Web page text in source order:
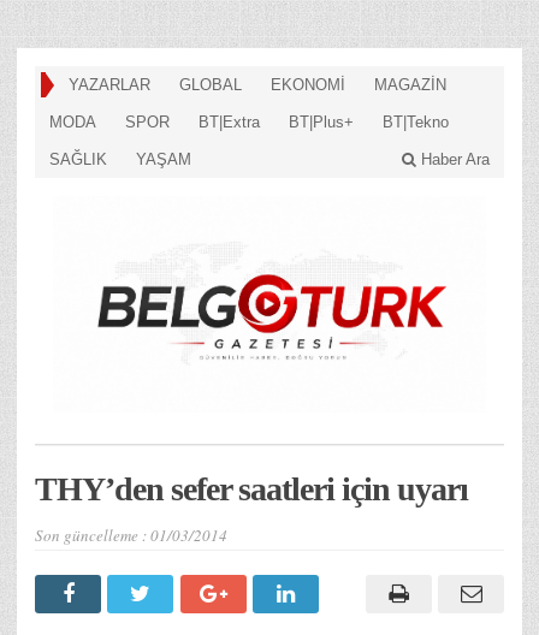
YAZARLAR GLOBAL EKONOMİ MAGAZİN
MODA SPOR BT|Extra BT|Plus+ BT|Tekno
SAĞLIK YAŞAM Haber Ara
THY’den sefer saatleri için uyarı
Son güncelleme :01/03/2014